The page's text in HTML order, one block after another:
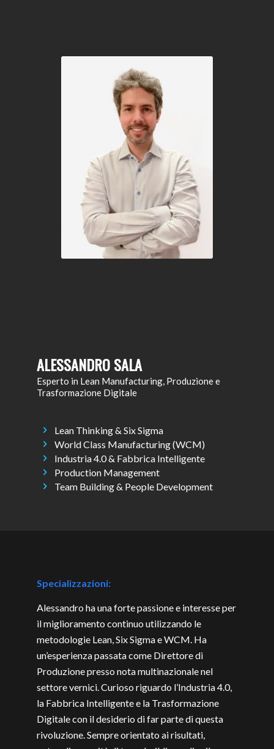
ALESSANDRO SALA
Esperto in Lean Manufacturing, Produzione e
Trasformazione Digitale
Lean Thinking & Six Sigma
World Class Manufacturing (WCM)
Industria 4.0 & Fabbrica Intelligente
Production Management
Team Building & People Development
Specializzazioni:
Alessandro ha una forte passione e interesse per
il miglioramento continuo utilizzando le
metodologie Lean, Six Sigma e WCM. Ha
un’esperienza passata come Direttore di
Produzione presso nota multinazionale nel
settore vernici. Curioso riguardo l’Industria 4.0,
la Fabbrica Intelligente e la Trasformazione
Digitale con il desiderio di far parte di questa
rivoluzione. Sempre orientato ai risultati,